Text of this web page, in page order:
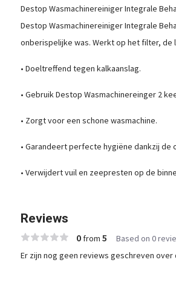
Destop Wasmachinereiniger Integrale
Destop Wasmachinereiniger Integrale
onberispelijke was. Werkt op het filter,
• Doeltreffend tegen kalkaanslag.
• Gebruik Destop Wasmachinereinger 2
• Zorgt voor een schone wasmachine.
• Garandeert perfecte hygiëne dankzij
• Verwijdert vuil en zeepresten op de
Reviews
0from 5 Based on 0
Er zijn nog geen reviews geschreven over